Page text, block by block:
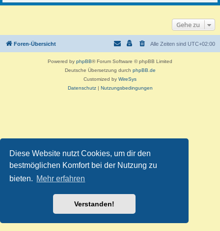
Diese Website nutzt Cookies, um dir den
bestmöglichen Komfort bei der Nutzung zu
bieten. Mehr erfahren
Verstanden!
Gehe zu
Foren-Übersicht Alle Zeiten sind UTC+02:00
Powered by phpBB® Forum Software © phpBB Limited
Deutsche Übersetzung durch phpBB.de
Customized by WireSys
Datenschutz| Nutzungsbedingungen